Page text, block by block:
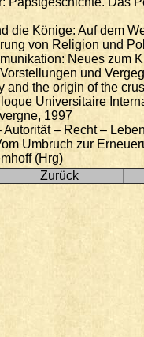
die Könige: Auf dem
von Religion und
Neues zum
und
and the origin of the
Universitaire
1997
– Recht –
Umbruch zur
(Hrg)
Zurück